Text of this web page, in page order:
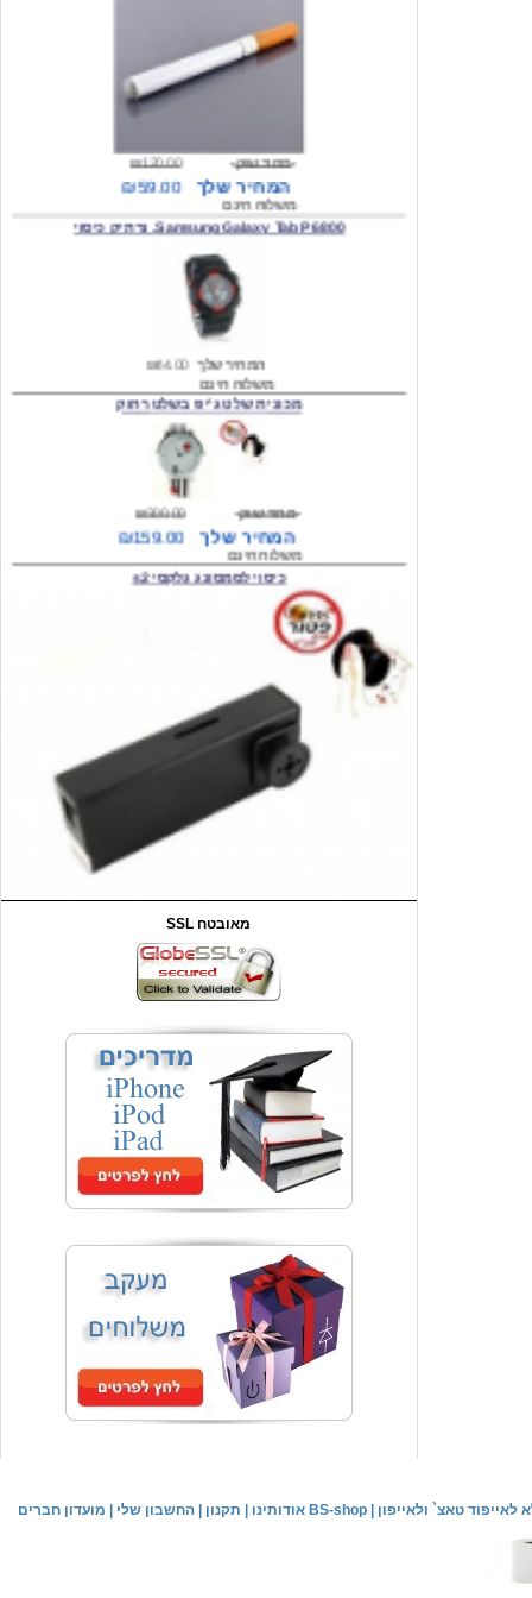
₪120.00
משלוח חינם
Samsung Galaxy Tab P6800, נרתיק כיסוי
המחיר שלך
משלוח חינם
₪300.00 מחיר שוק
₪159.00
כיסוי לסמסונג גלקסי s2
₪59.00
₪90.00 מחיר שוק
כיסוי אחורי לאייפון 4/4S
₪59.00
המחיר שלך
משלוח חינם
שעון יד אופנתי
₪59.00
המחיר שלך
משלוח חינם
שעון יד לילדים \ הלו קיטי - לבן
מחיר שוק
₪44.00 המחיר שלך
SSL מאובטח
מועדון חברים החשבון שלי תקנון אודותינו BS-shop טאצ` ולאייפון